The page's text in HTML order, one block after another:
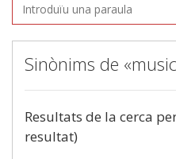
Sinònims de
Resultats de la cerca
resultat)